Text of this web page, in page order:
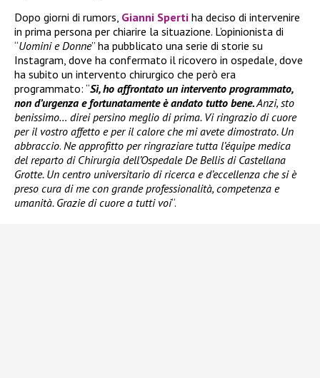
Dopo giorni di rumors, Gianni Sperti ha deciso di intervenire
in prima persona per chiarire la situazione. L’opinionista di
“Uomini e Donne” ha pubblicato una serie di storie su
Instagram, dove ha confermato il ricovero in ospedale, dove
ha subito un intervento chirurgico che però era
programmato: “Sì, ho affrontato un intervento programmato,
non d’urgenza e fortunatamente è andato tutto bene.Anzi, sto
benissimo… direi persino meglio di prima. Vi ringrazio di cuore
per il vostro affetto e per il calore che mi avete dimostrato. Un
abbraccio. Ne approfitto per ringraziare tutta l’équipe medica
del reparto di Chirurgia dell’Ospedale De Bellis di Castellana
Grotte. Un centro universitario di ricerca e d’eccellenza che si è
preso cura di me con grande professionalità, competenza e
umanità. Grazie di cuore a tutti voi“.